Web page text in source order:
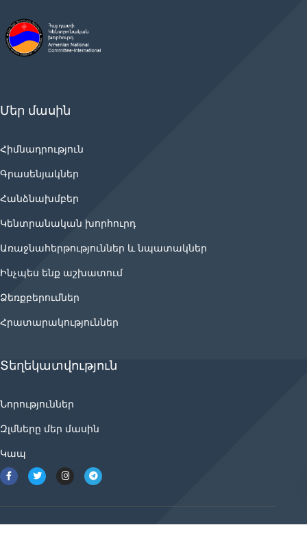
Մեր մասին
Հիմնադրություն
Գրասենյակներ
Հանձնախմբեր
Կենտրանական խորհուրդ
Առաջնահերթություններ և նպատակներ
Ինչպես ենք աշխատում
Ձեռքբերումներ
Հրատարակություններ
Տեղեկատվություն
Նորություններ
Զլմները մեր մասին
Կապ